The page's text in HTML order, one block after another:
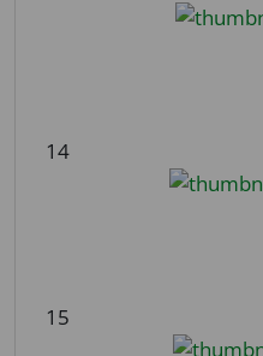
14
15